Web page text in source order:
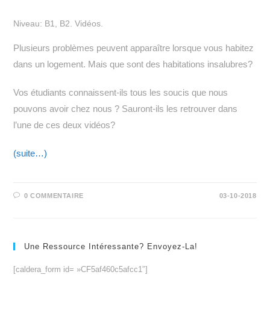
Niveau: B1, B2. Vidéos.
Plusieurs problèmes peuvent apparaître lorsque vous habitez
dans un logement. Mais que sont des habitations insalubres?
Vos étudiants connaissent-ils tous les soucis que nous
pouvons avoir chez nous ? Sauront-ils les retrouver dans
l’une de ces deux vidéos?
(suite…)
0 COMMENTAIRE 03-10-2018
Une Ressource Intéressante? Envoyez-La!
[caldera_form id= »CF5af460c5afcc1″]